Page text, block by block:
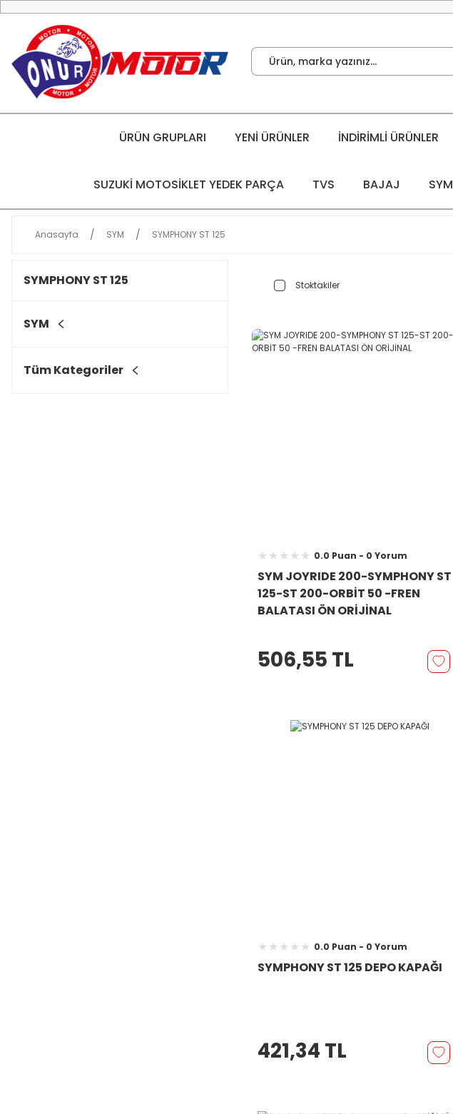
ÜRÜN GRUPLARI YENİ ÜRÜNLER İNDİRİMLİ ÜRÜNLER
SUZUKİ MOTOSİKLET YEDEK PARÇA TVS BAJAJ SYM
Anasayfa SYM SYMPHONY ST 125
SYMPHONY ST 125
SYM
Tüm Kategoriler
Stoktakiler
0.0 Puan - 0 Yorum
SYM JOYRIDE 200-SYMPHONY ST
125-ST 200-ORBİT 50 -FREN
BALATASI ÖN ORİJİNAL
506,55 TL
0.0 Puan - 0 Yorum
SYMPHONY ST 125 DEPO KAPAĞI
421,34 TL